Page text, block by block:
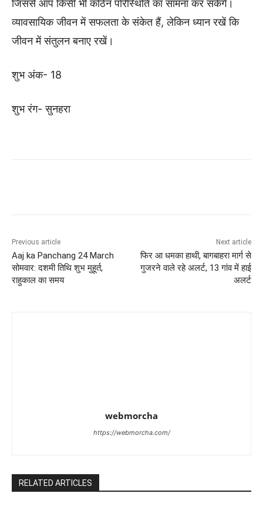
जिससे आप किसी भी कठिन परिस्थिति का सामना कर सकेंगे।
व्यावसायिक जीवन में सफलता के संकेत हैं, लेकिन ध्यान रखें कि
जीवन में संतुलन बनाए रखें।
शुभ अंक- 18
शुभ रंग- सुनहरा
Previous article
Aaj ka Panchang 24 March
सोमवार: दशमी तिथि शुभ मुहूर्त,
राहुकाल का समय
Next article
फिर आ धमका हाथी, बागबाहरा मार्ग से
गुजरने वाले रहे अलर्ट, 13 गांव में हाई
अलर्ट
webmorcha
https://webmorcha.com/
RELATED ARTICLES